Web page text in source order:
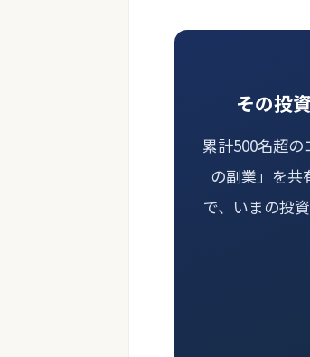
その投
累計500名超
の副業」を共
で、いまの投